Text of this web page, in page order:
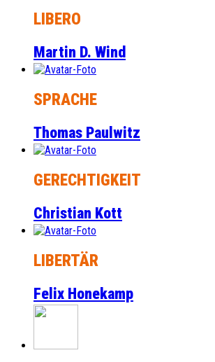
LIBERO
Martin D. Wind
SPRACHE
Thomas Paulwitz
GERECHTIGKEIT
Christian Kott
LIBERTÄR
Felix Honekamp